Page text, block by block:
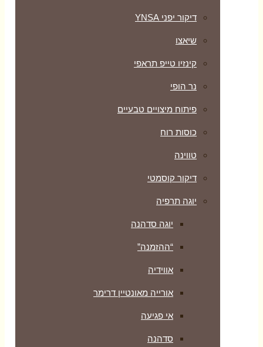
דיקור יפני YNSA
שיאצו
קינזיו טייפ תראפי
נר הופי
פיתוח מיצויים טבעיים
כוסות רוח
טווינה
דיקור קוסמטי
יוגה תרפיה
יוגה סדהנה
“ההזמנה”
אווידיה
אורייה מאונטיין דרימר
אי פגיעה
סדהנה